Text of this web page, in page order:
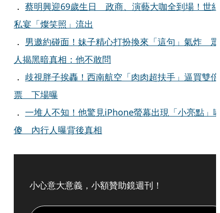
． 蔡明興迎69歲生日 政商、演藝大咖全到場！世紀
私宴「燦笑照」流出
． 男邀約碰面！妹子精心打扮換來「這句」氣炸 眾
人揭黑暗真相：他不敢問
． 歧視胖子挨轟！西南航空「肉肉超扶手」逼買雙倍
票 下場曝
． 一堆人不知！他驚見iPhone螢幕出現「小亮點」
傻 內行人曝背後真相
小心意大意義，小額贊助鏡週刊！